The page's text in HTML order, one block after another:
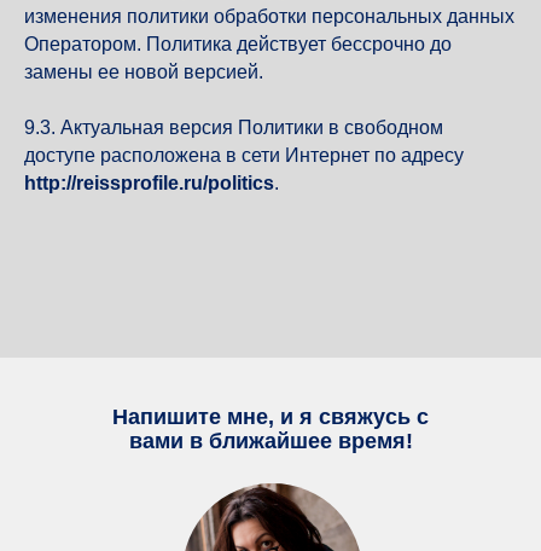
изменения политики обработки персональных данных
Оператором. Политика действует бессрочно до
замены ее новой версией.
9.3. Актуальная версия Политики в свободном
доступе расположена в сети Интернет по адресу
http://reissprofile.ru/politics.
Напишите мне, и я свяжусь с
вами в ближайшее время!